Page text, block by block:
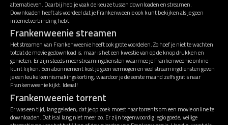
alternatieven. Daarbij heb je vaak de keuze tussen downloaden en streamen.
Downloaden heeft als voordeel dat je Frankenweenie ook kunt bekijken als je geen
internetverbinding hebt.
Frankenweenie streamen
Het streamen van Frankenweenie heeft ook grote voordelen. Zo hoef je niet te wachten
totdat de movie gedownload is, maar is het een kwestie van op de knop drukken en
genieten. Er zijn steeds meer streamingdiensten waarmee je Frankenweenie online
kunt kijken. Een abonnement kost je geen vermogen en veel streamingdiensten geven
je een leuke kennismakingskorting, waardoor je de eerste maand zelfs gratis naar
Frankenweenie kijkt. Ideaal!
Frankenweenie torrent
Er was een tijd, lang geleden, dat je op zoek moest naar torrents om een movie online te
downloaden. Dat is al lang niet meer zo. Er zijn tegenwoordig legio goede, veilige